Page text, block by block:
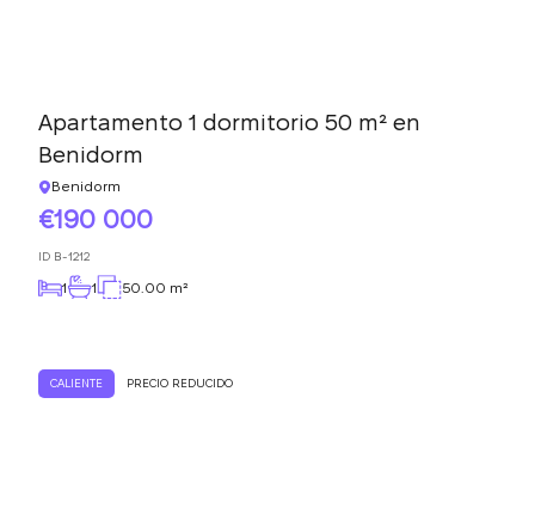
Apartamento 1 dormitorio 50 m² en
Benidorm
Benidorm
190 000
ID B-1212
1 1 50.00 m²
CALIENTE PRECIO REDUCIDO